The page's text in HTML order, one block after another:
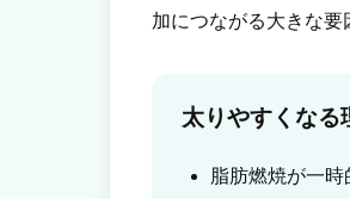
加につながる大きな要
太りやすくなる
脂肪燃焼が一